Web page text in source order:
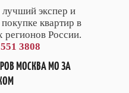
экспер и
квартир в
России.
3808
МОСКВА МО ЗА